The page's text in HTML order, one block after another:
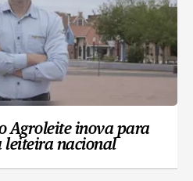
Agroleite inova para
leiteira nacional